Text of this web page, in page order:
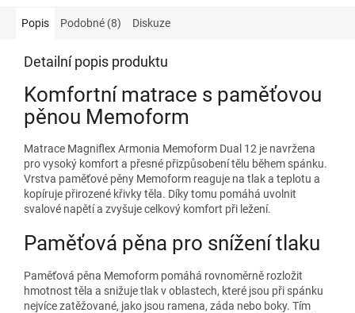
Popis Podobné (8) Diskuze
Detailní popis produktu
Komfortní matrace s paměťovou
pěnou Memoform
Matrace Magniflex Armonia Memoform Dual 12 je navržena
pro vysoký komfort a přesné přizpůsobení tělu během spánku.
Vrstva paměťové pěny Memoform reaguje na tlak a teplotu a
kopíruje přirozené křivky těla. Díky tomu pomáhá uvolnit
svalové napětí a zvyšuje celkový komfort při ležení.
Paměťová pěna pro snížení tlaku
Paměťová pěna Memoform pomáhá rovnoměrně rozložit
hmotnost těla a snižuje tlak v oblastech, které jsou při spánku
nejvíce zatěžované, jako jsou ramena, záda nebo boky. Tím